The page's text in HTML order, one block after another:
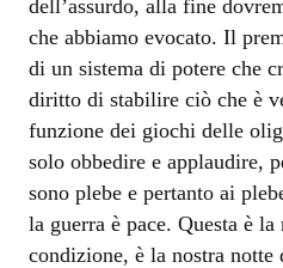
dell’assurdo, alla fine
che abbiamo evocato. Il
di un sistema di potere che
diritto di stabilire ciò che è
funzione dei giochi delle
solo obbedire e applaudire,
sono plebe e pertanto ai
la guerra è pace. Questa è
condizione, è la nostra